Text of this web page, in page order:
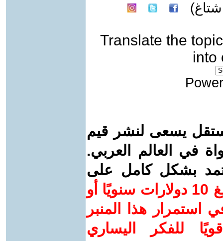
Translate the topic
into
يسعى لنشر قيم
في العالم العربي.
بشكل كامل على
ساهم/ي معنا! بدعمكم بمبلغ 10 دولارات سنويًا أو
استمرار هذا المنبر
للفكر اليساري